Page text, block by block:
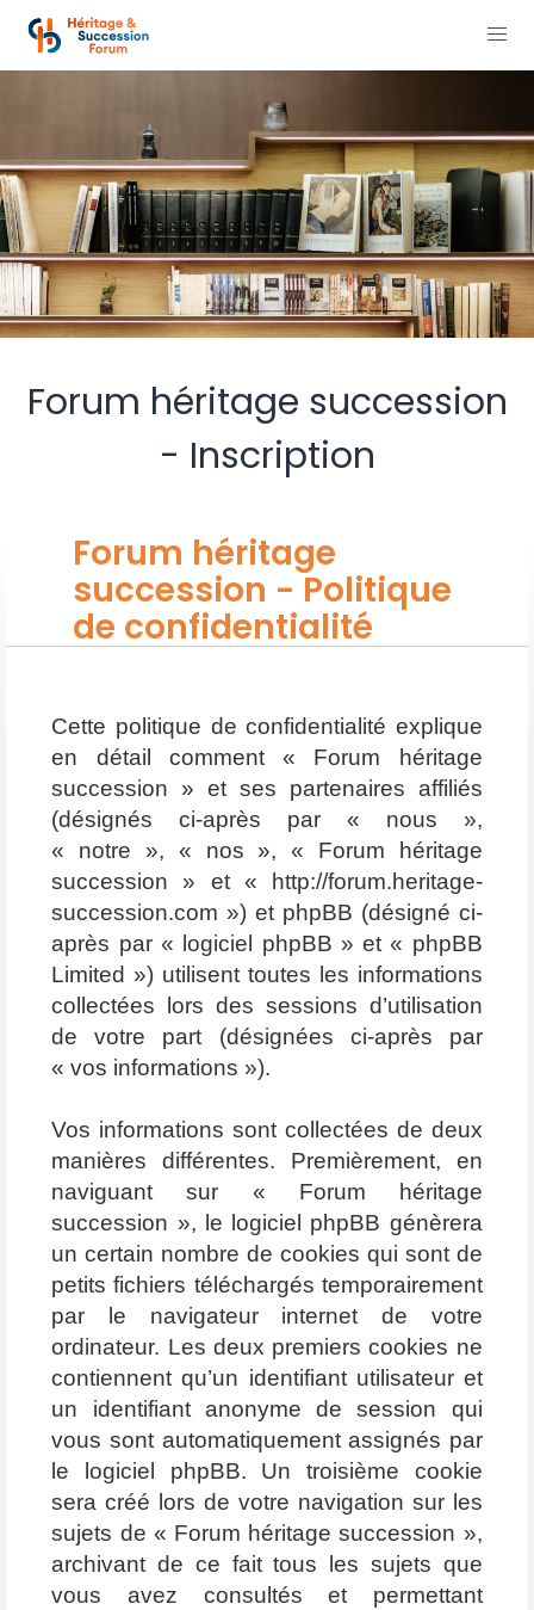
Forum héritage succession
- Inscription
Forum héritage
succession - Politique
de confidentialité
Cette politique de confidentialité explique
en détail comment « Forum héritage
succession » et ses partenaires affiliés
(désignés ci-après par « nous »,
« notre », « nos », « Forum héritage
succession » et « http://forum.heritage-
succession.com ») et phpBB (désigné ci-
après par « logiciel phpBB » et « phpBB
Limited ») utilisent toutes les informations
collectées lors des sessions d’utilisation
de votre part (désignées ci-après par
« vos informations »).
Vos informations sont collectées de deux
manières différentes. Premièrement, en
naviguant sur « Forum héritage
succession », le logiciel phpBB génèrera
un certain nombre de cookies qui sont de
petits fichiers téléchargés temporairement
par le navigateur internet de votre
ordinateur. Les deux premiers cookies ne
contiennent qu’un identifiant utilisateur et
un identifiant anonyme de session qui
vous sont automatiquement assignés par
le logiciel phpBB. Un troisième cookie
sera créé lors de votre navigation sur les
sujets de « Forum héritage succession »,
archivant de ce fait tous les sujets que
vous avez consultés et permettant